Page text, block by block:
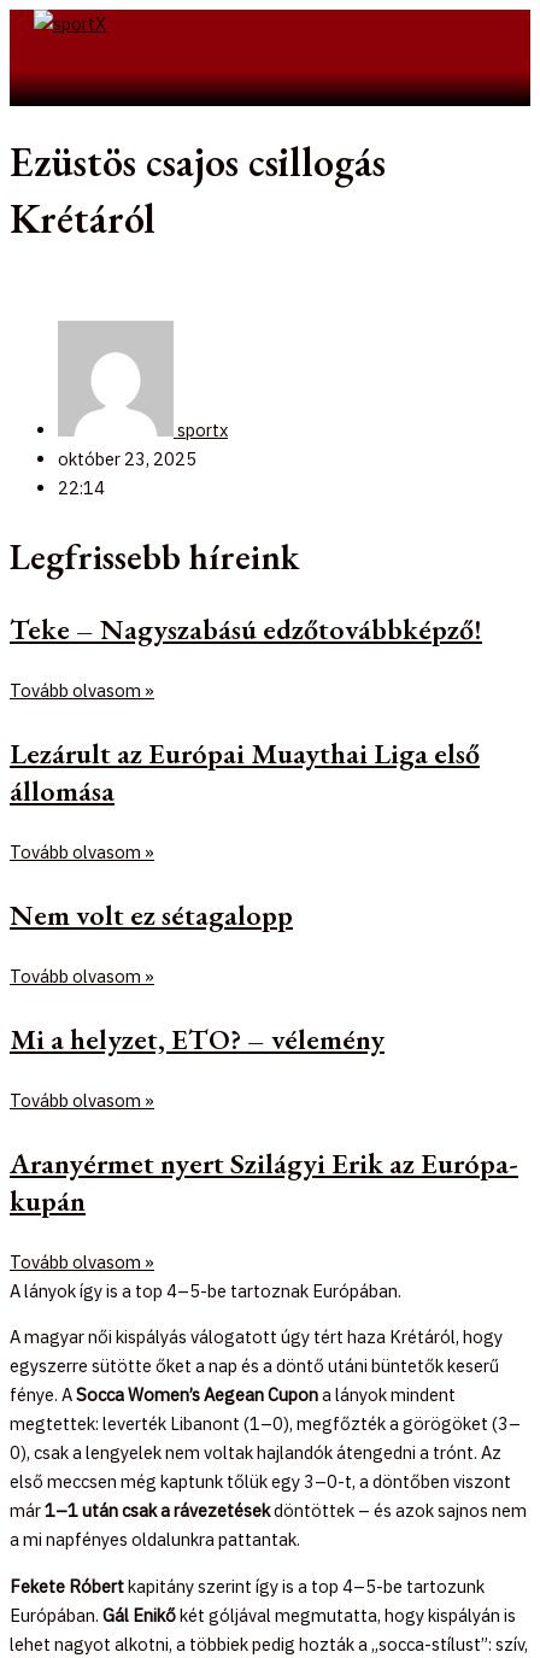
Skip
Ezüstös csajos csillogás
Krétáról
sportx
október 23, 2025
22:14
Legfrissebb híreink
Teke – Nagyszabású edzőtovábbképző!
Tovább olvasom »
Lezárult az Európai Muaythai Liga első
állomása
Tovább olvasom »
Nem volt ez sétagalopp
Tovább olvasom »
Mi a helyzet, ETO? – vélemény
Tovább olvasom »
Aranyérmet nyert Szilágyi Erik az Európa-
kupán
Tovább olvasom »
A lányok így is a top 4–5-be tartoznak Európában.
A magyar női kispályás válogatott úgy tért haza Krétáról, hogy
egyszerre sütötte őket a nap és a döntő utáni büntetők keserű
fénye. ASocca Women’s Aegean Cupona lányok mindent
megtettek: leverték Libanont (1–0), megfőzték a görögöket (3–
0), csak a lengyelek nem voltak hajlandók átengedni a trónt. Az
első meccsen még kaptunk tőlük egy 3–0-t, a döntőben viszont
már1–1 után csak a rávezetésekdöntöttek – és azok sajnos nem
a mi napfényes oldalunkra pattantak.
Fekete Róbertkapitány szerint így is a top 4–5-be tartozunk
Európában. Gál Enikőkét góljával megmutatta, hogy kispályán is
lehet nagyot alkotni, a többiek pedig hozták a „socca-stílust”: szív,